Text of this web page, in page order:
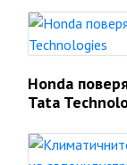
Honda
Tata